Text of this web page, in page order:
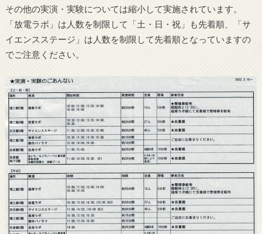
その他の実演・実験については縮小して実施されています。
「放電ラボ」は人数を制限して「土・日・祝」も先着順、「サ
イエンスステージ」は人数を制限して先着順となっていますの
でご注意ください。